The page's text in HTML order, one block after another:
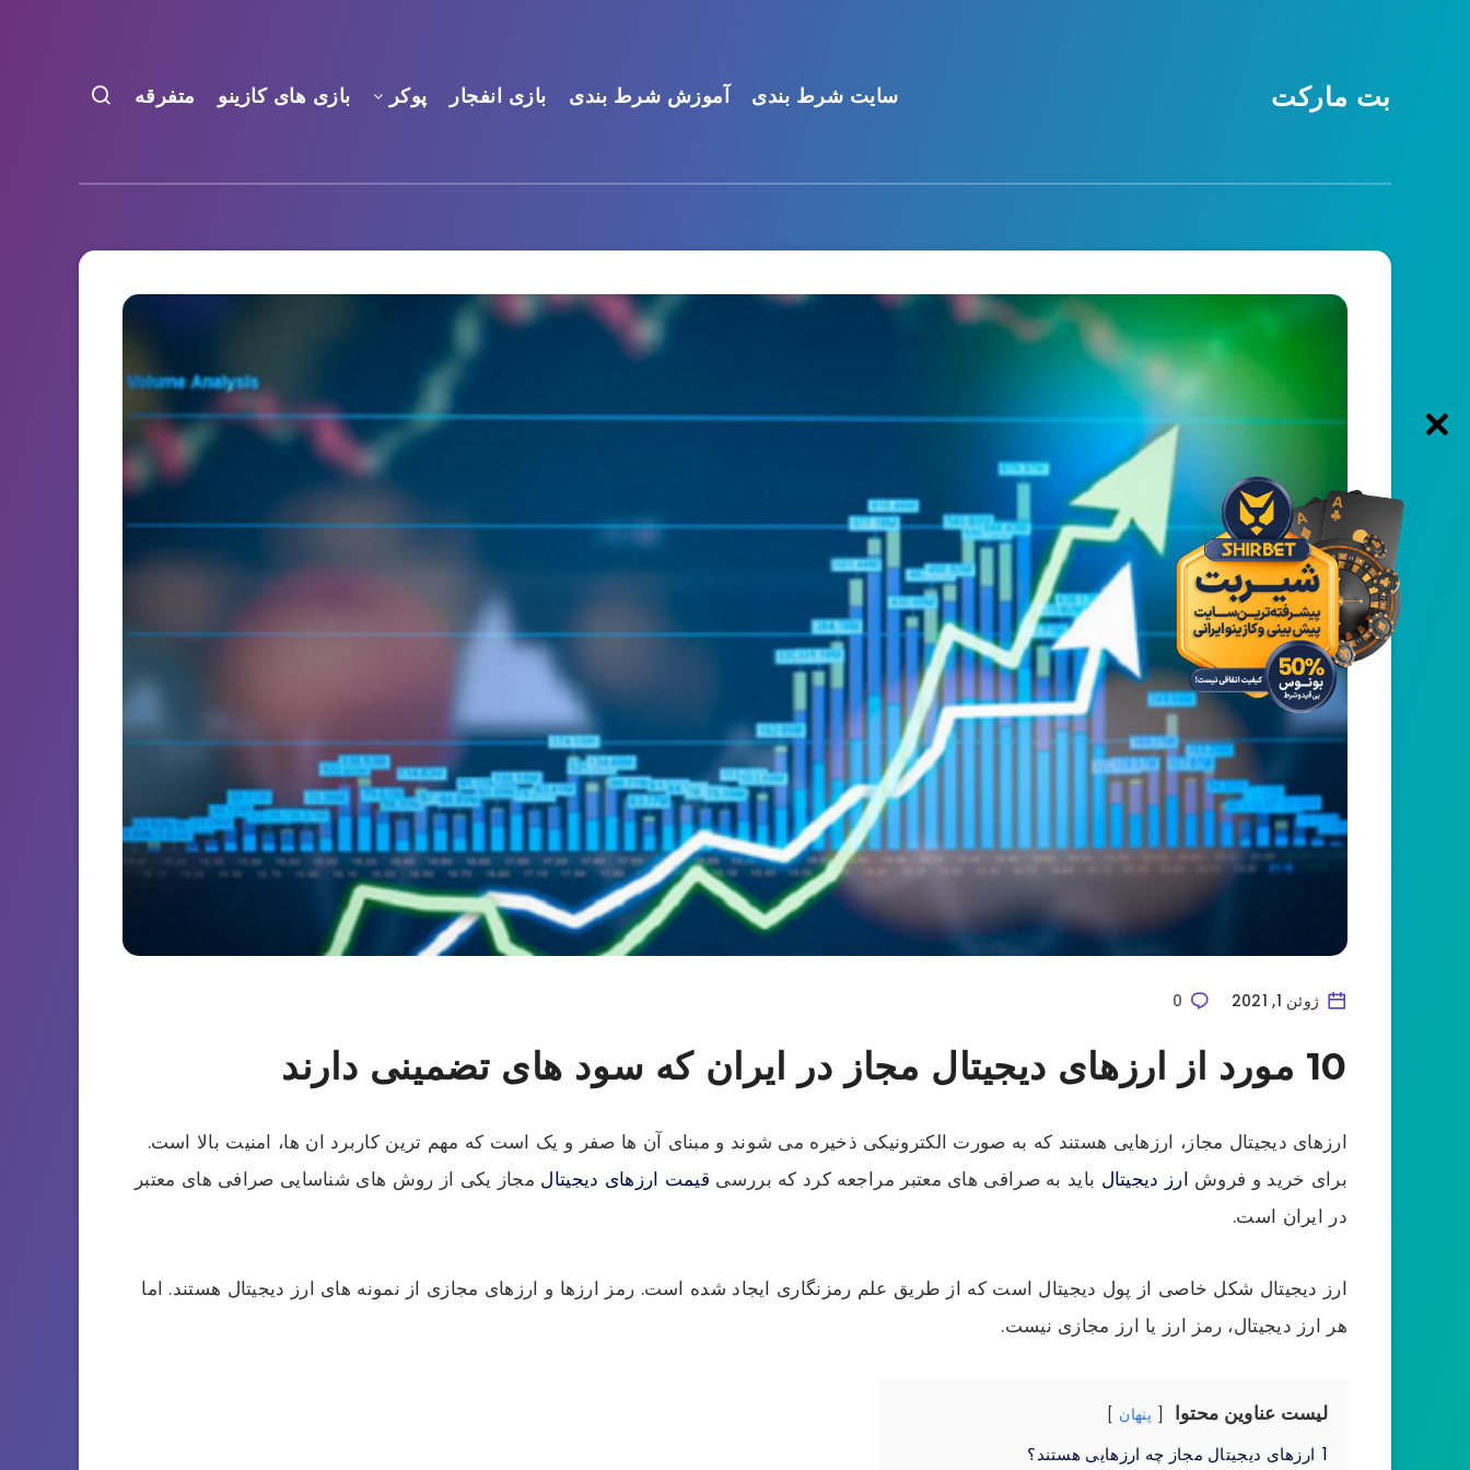
بت مارکت سایت شرط بندی آموزش شرط بندی بازی انفجار پوکر بازی های کازینو متفرقه
ژوئن 1, 2021 0
10 مورد از ارزهای دیجیتال مجاز در ایران که سود های تضمینی دارند
ارزهای دیجیتال مجاز، ارزهایی هستند که به صورت الکترونیکی ذخیره می شوند و مبنای آن ها صفر و یک است که مهم ترین کاربرد ان ها، امنیت بالا است.
برای خرید و فروش ارز دیجیتال باید به صرافی های معتبر مراجعه کرد که بررسی قیمت ارزهای دیجیتال مجاز یکی از روش های شناسایی صرافی های معتبر
در ایران است.
ارز دیجیتال شکل خاصی از پول دیجیتال است که از طریق علم رمزنگاری ایجاد شده است. رمز ارزها و ارزهای مجازی از نمونه های ارز دیجیتال هستند. اما
هر ارز دیجیتال، رمز ارز یا ارز مجازی نیست.
لیست عناوین محتوا پنهان
1 ارزهای دیجیتال مجاز چه ارزهایی هستند؟